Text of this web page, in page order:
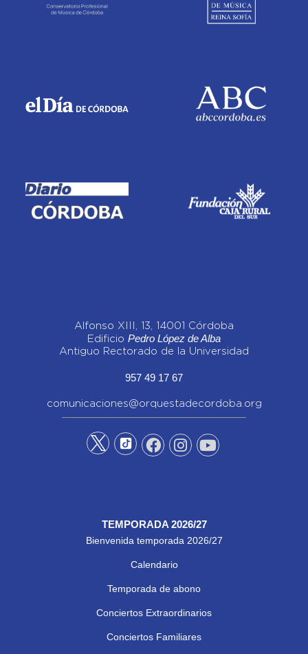
Alfonso XIII, 13, 14001 Córdoba
Edificio Pedro López de Alba
Antiguo Rectorado de la Universidad
957 49 17 67
comunicaciones@orquestadecordoba.org
TEMPORADA 2026/27
Bienvenida temporada 2026/27
Calendario
Temporada de abono
Conciertos Extraordinarios
Conciertos Familiares